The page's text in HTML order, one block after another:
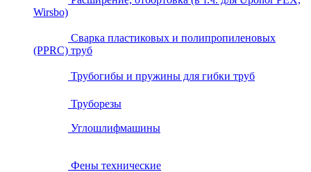
Wirsbo)
Сварка пластиковых и полипропиленовых
(PPRC) труб
Трубогибы и пружины для гибки труб
Труборезы
Углошлифмашины
Фены технические